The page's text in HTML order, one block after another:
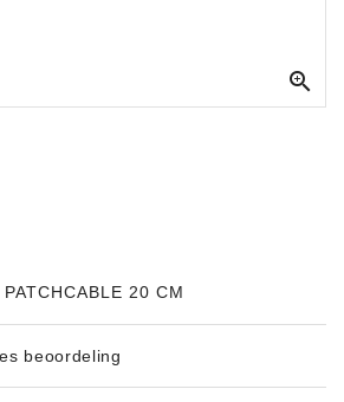

20 CM
beoordeling